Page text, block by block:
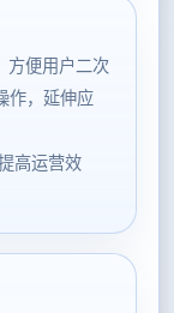
方便用户二次
作，延伸应
高运营效